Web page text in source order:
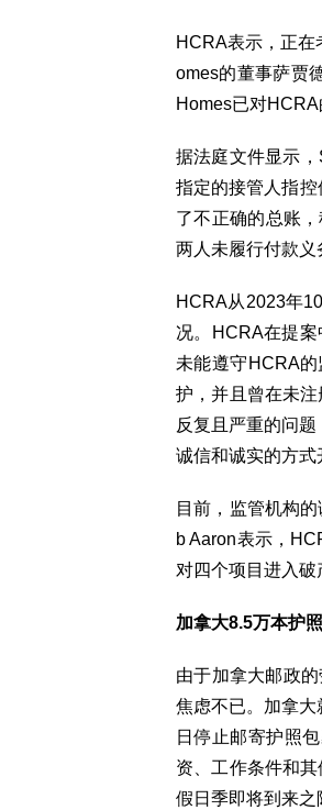
HCRA表示，正在
omes的董事萨贾
Homes已对HCRA
据法庭文件显示
指定的接管人指
了不正确的总账
两人未履行付款义
HCRA从2023年
况。HCRA在提案
未能遵守HCRA
护，并且曾在未
反复且严重的问
诚信和诚实的方式
目前，监管机构
b Aaron表示，
对四个项目进入破
加拿大8.5万本护
由于加拿大邮政
焦虑不已。加拿大
日停止邮寄护照
资、工作条件和
假日季即将到来之